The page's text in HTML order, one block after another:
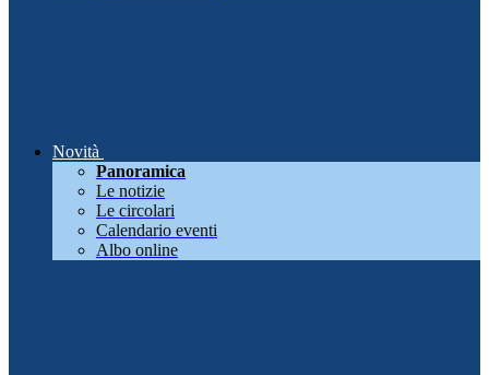
Novità
Panoramica
Le notizie
Le circolari
Calendario eventi
Albo online